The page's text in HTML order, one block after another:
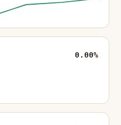
0.00%